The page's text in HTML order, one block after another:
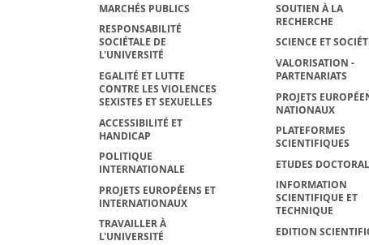
MARCHÉS PUBLICS
RESPONSABILITÉ
SOCIÉTALE DE
L'UNIVERSITÉ
EGALITÉ ET LUTTE
CONTRE LES VIOLENCES
SEXISTES ET SEXUELLES
ACCESSIBILITÉ ET
HANDICAP
POLITIQUE
INTERNATIONALE
PROJETS EUROPÉENS ET
INTERNATIONAUX
TRAVAILLER À
L'UNIVERSITÉ
SOUTIEN À LA
RECHERCHE
SCIENCE ET
VALORISATION -
PARTENARIATS
PROJETS
NATIONAUX
PLATEFORMES
SCIENTIFIQUES
ETUDES
INFORMATION
SCIENTIFIQUE ET
TECHNIQUE
EDITION